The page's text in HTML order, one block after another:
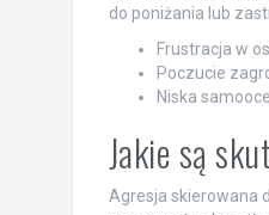
do poniżania lub
Frustracja w
Poczucie
Niska
Jakie są
Agresja skierowana